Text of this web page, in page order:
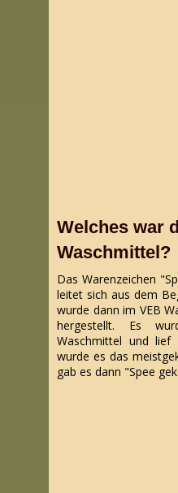
Welches war
Waschmittel?
Das Warenzeichen
leitet sich aus dem
wurde dann im VEB
hergestellt. Es
Waschmittel und
wurde es das
gab es dann "Spee